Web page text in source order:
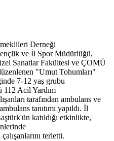
Derneği
ve İl Spor Müdürlüğü,
Sanatlar Fakültesi ve ÇOMÜ
"Umut Tohumları"
7-12 yaş grubu
112 Acil Yardım
tarafından ambulans ve
tanıtımı yapıldı. İl
katıldığı etkinlikte,
terletti.